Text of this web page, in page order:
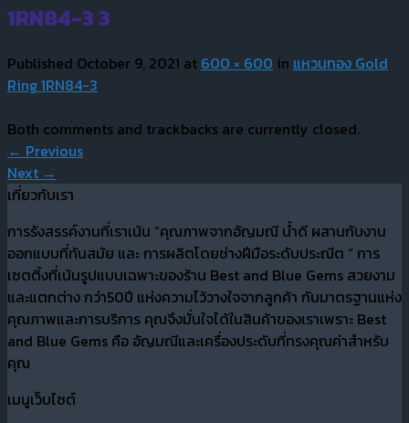
1RN84-3 3
Published October 9, 2021 at 600 × 600 in แหวนทอง Gold
Ring 1RN84-3
Both comments and trackbacks are currently closed.
← Previous
Next →
เกี่ยวกับเรา
การรังสรรค์งานที่เราเน้น “คุณภาพจากอัญมณี น้ำดี ผสานกับงาน
ออกแบบที่ทันสมัย และ การผลิตโดยช่างฝีมือระดับประณีต “ การ
เซตติ้งที่เน้นรูปแบบเฉพาะของร้าน Best and Blue Gems สวยงาม
และแตกต่าง กว่า50ปี แห่งความไว้วางใจจากลูกค้า กับมาตรฐานแห่ง
คุณภาพและการบริการ คุณจึงมั่นใจได้ในสินค้าของเราเพราะ Best
and Blue Gems คือ อัญมณีและเครื่องประดับที่ทรงคุณค่าสำหรับ
คุณ
เมนูเว็บไซต์